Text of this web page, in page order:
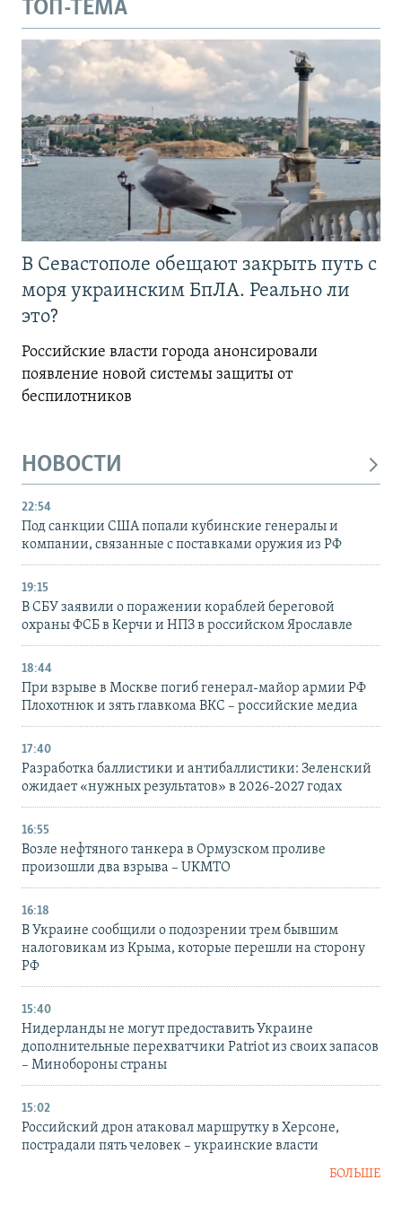
ТОП-ТЕМА
В Севастополе обещают закрыть путь с
моря украинским БпЛА. Реально ли
это?
Российские власти города анонсировали
появление новой системы защиты от
беспилотников
НОВОСТИ
22:54
Под санкции США попали кубинские генералы и
компании, связанные с поставками оружия из РФ
19:15
В СБУ заявили о поражении кораблей береговой
охраны ФСБ в Керчи и НПЗ в российском Ярославле
18:44
При взрыве в Москве погиб генерал-майор армии РФ
Плохотнюк и зять главкома ВКС – российские медиа
17:40
Разработка баллистики и антибаллистики: Зеленский
ожидает «нужных результатов» в 2026-2027 годах
16:55
Возле нефтяного танкера в Ормузском проливе
произошли два взрыва – UKMTO
16:18
В Украине сообщили о подозрении трем бывшим
налоговикам из Крыма, которые перешли на сторону
РФ
15:40
Нидерланды не могут предоставить Украине
дополнительные перехватчики Patriot из своих запасов
– Минобороны страны
15:02
Российский дрон атаковал маршрутку в Херсоне,
пострадали пять человек – украинские власти
БОЛЬШЕ